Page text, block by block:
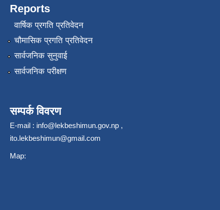
Reports
वार्षिक प्रगति प्रतिवेदन
चौमासिक प्रगति प्रतिवेदन
सार्वजनिक सुनुवाई
सार्वजनिक परीक्षण
सम्पर्क विवरण
E-mail : info@lekbeshimun.gov.np ,
ito.lekbeshimun@gmail.com
Map: